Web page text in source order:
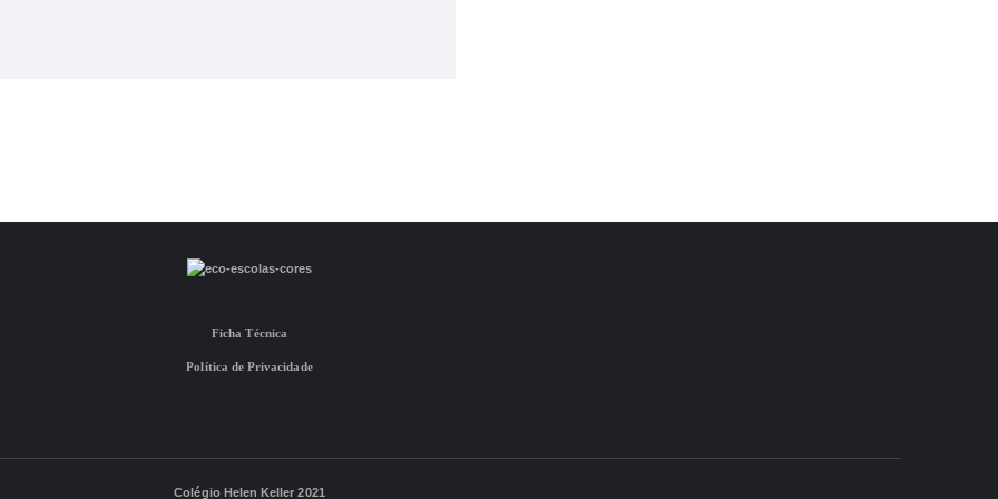
Ficha Técnica
Política de Privacidade
Colégio Helen Keller 2021